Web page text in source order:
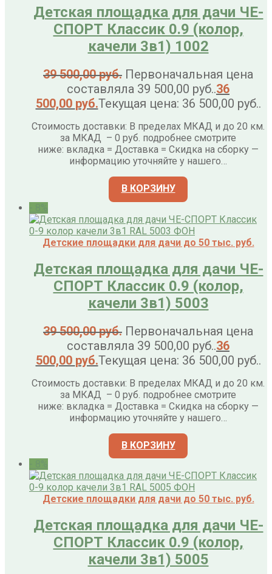
Детская площадка для дачи ЧЕ-
СПОРТ Классик 0.9 (колор,
качели 3в1) 1002
39 500,00руб. Первоначальная цена
составляла 39 500,00 руб..36
500,00 руб.Текущая цена: 36 500,00 руб..
Стоимость доставки: В пределах МКАД и до 20 км.
за МКАД – 0 руб. подробнее смотрите
ниже: вкладка = Доставка = Скидка на сборку —
информацию уточняйте у нашего…
В КОРЗИНУ
Детские площадки для дачи до 50 тыс. руб.
Детская площадка для дачи ЧЕ-
СПОРТ Классик 0.9 (колор,
качели 3в1) 5003
39 500,00руб. Первоначальная цена
составляла 39 500,00 руб..36
500,00 руб.Текущая цена: 36 500,00 руб..
Стоимость доставки: В пределах МКАД и до 20 км.
за МКАД – 0 руб. подробнее смотрите
ниже: вкладка = Доставка = Скидка на сборку —
информацию уточняйте у нашего…
В КОРЗИНУ
Детские площадки для дачи до 50 тыс. руб.
Детская площадка для дачи ЧЕ-
СПОРТ Классик 0.9 (колор,
качели 3в1) 5005